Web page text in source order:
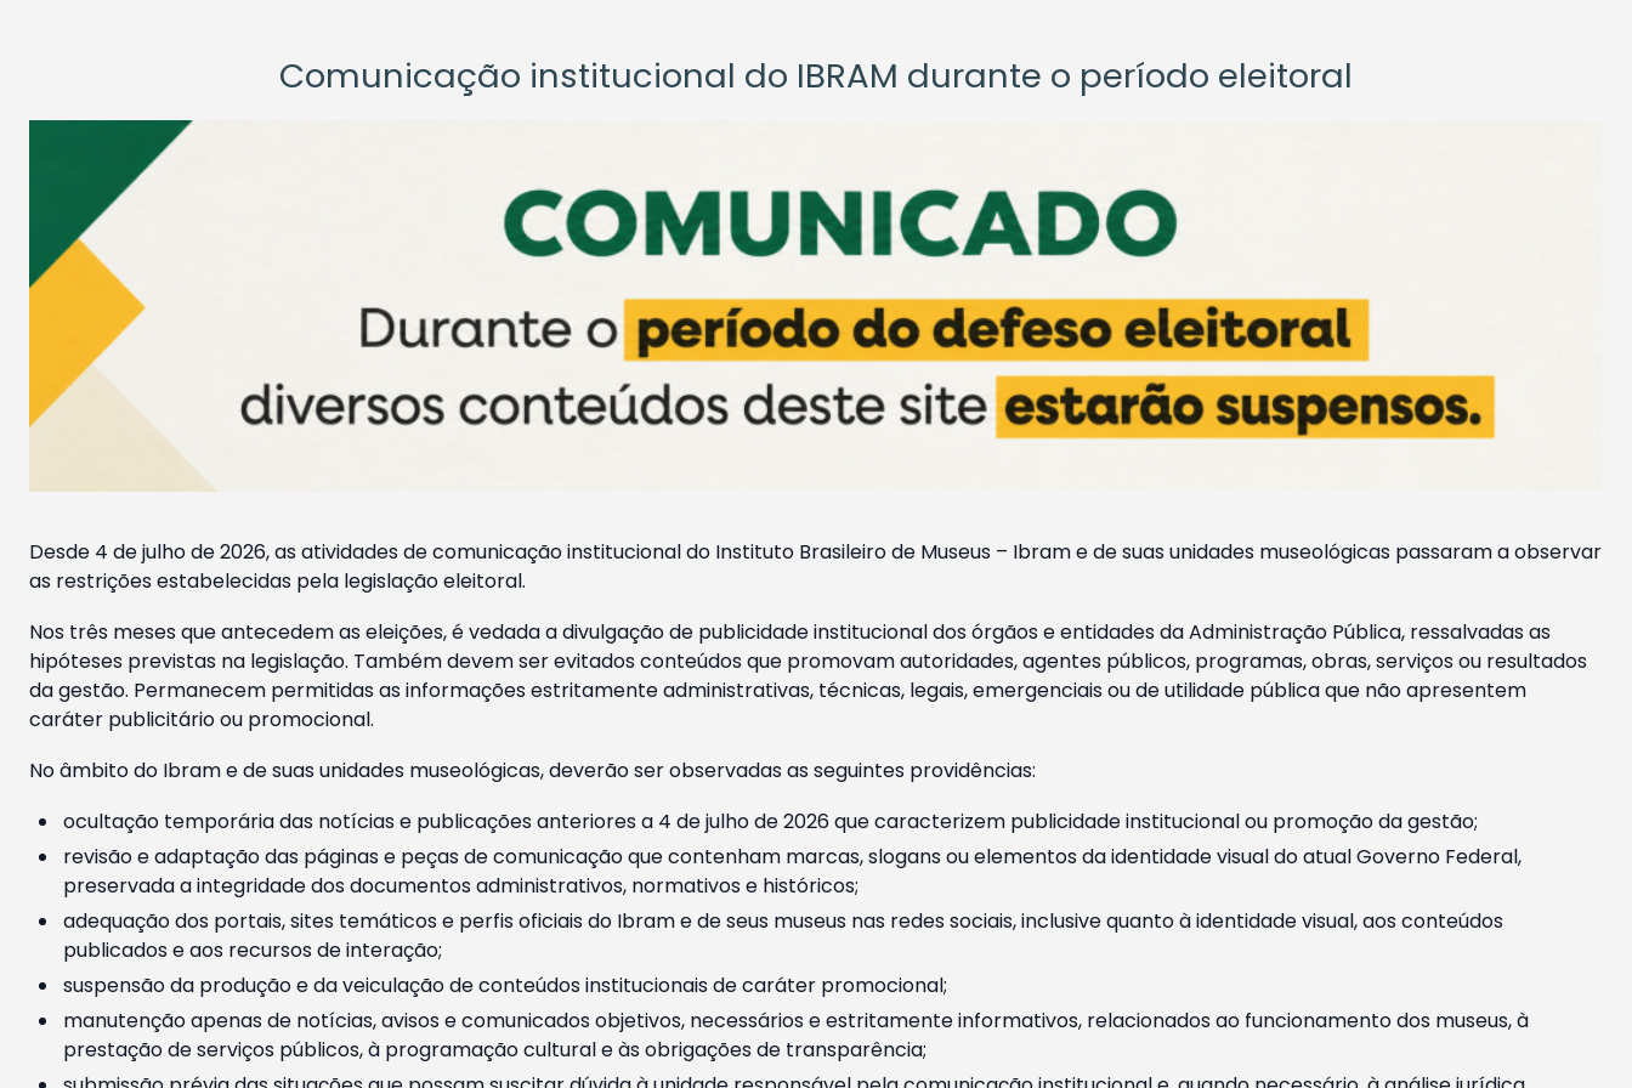
Comunicação institucional do IBRAM durante o período eleitoral
Desde 4 de julho de 2026, as atividades de comunicação institucional do Instituto Brasileiro de Museus – Ibram e de suas unidades museológicas passaram a observar
as restrições estabelecidas pela legislação eleitoral.
Nos três meses que antecedem as eleições, é vedada a divulgação de publicidade institucional dos órgãos e entidades da Administração Pública, ressalvadas as
hipóteses previstas na legislação. Também devem ser evitados conteúdos que promovam autoridades, agentes públicos, programas, obras, serviços ou resultados
da gestão. Permanecem permitidas as informações estritamente administrativas, técnicas, legais, emergenciais ou de utilidade pública que não apresentem
caráter publicitário ou promocional.
No âmbito do Ibram e de suas unidades museológicas, deverão ser observadas as seguintes providências:
ocultação temporária das notícias e publicações anteriores a 4 de julho de 2026 que caracterizem publicidade institucional ou promoção da gestão;
revisão e adaptação das páginas e peças de comunicação que contenham marcas, slogans ou elementos da identidade visual do atual Governo Federal,
preservada a integridade dos documentos administrativos, normativos e históricos;
adequação dos portais, sites temáticos e perfis oficiais do Ibram e de seus museus nas redes sociais, inclusive quanto à identidade visual, aos conteúdos
publicados e aos recursos de interação;
suspensão da produção e da veiculação de conteúdos institucionais de caráter promocional;
manutenção apenas de notícias, avisos e comunicados objetivos, necessários e estritamente informativos, relacionados ao funcionamento dos museus, à
prestação de serviços públicos, à programação cultural e às obrigações de transparência;